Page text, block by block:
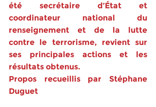
été secrétaire d’État et
coordinateur national du
renseignement et de la lutte
contre le terrorisme, revient sur
ses principales actions et les
résultats obtenus.
Propos recueillis par Stéphane
Duguet